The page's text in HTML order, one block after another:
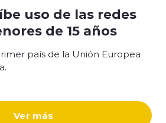
Ver más
uso de las redes
de 15 años
país de la Unión Europea